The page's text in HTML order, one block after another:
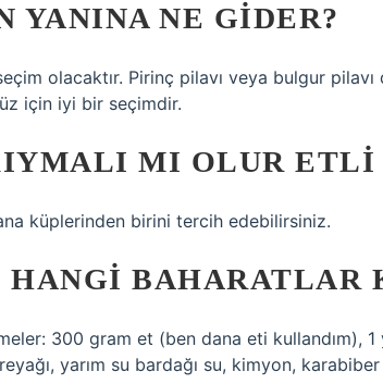
YANINA NE GIDER?
olacaktır. Pirinç pilavı veya bulgur
için iyi bir seçimdir.
MI OLUR ETLI
küplerinden birini tercih edebilirsiniz.
BAHARATLAR
300 gram et (ben dana eti kullandım), 1
yarım su bardağı su, kimyon,